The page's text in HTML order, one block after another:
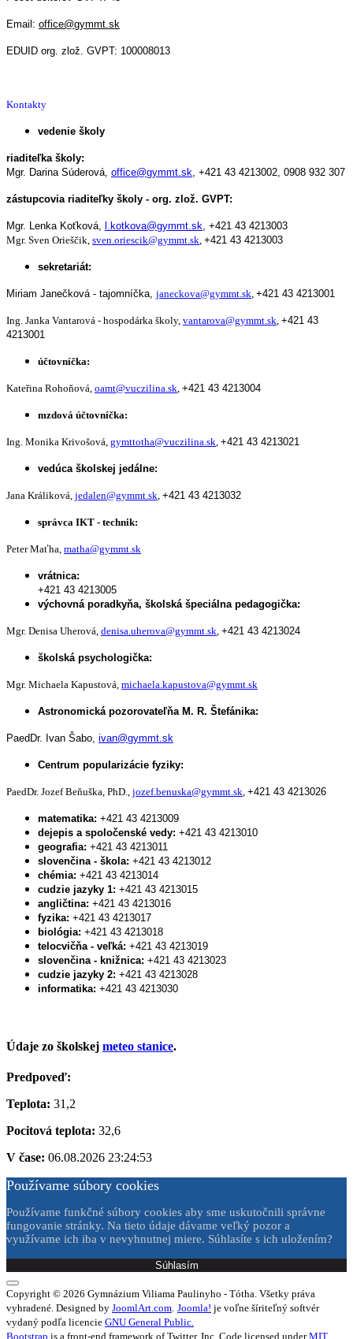
Email: office@gymmt.sk
EDUID org. zlož. GVPT: 100008013
Kontakty
vedenie školy
riaditeľka školy:
Mgr. Darina Súderová, office@gymmt.sk, +421 43 4213002, 0908 932 307
zástupcovia riaditeľky školy - org. zlož. GVPT:
Mgr. Lenka Koťková, l.kotkova@gymmt.sk, +421 43 4213003
Mgr. Sven Orieščik, sven.oriescik@gymmt.sk, +421 43 4213003
sekretariát:
Miriam Janečková - tajomníčka, janeckova@gymmt.sk, +421 43 4213001
Ing. Janka Vantarová - hospodárka školy, vantarova@gymmt.sk, +421 43
4213001
účtovníčka:
Kateřina Rohoňová, oamt@vuczilina.sk, +421 43 4213004
mzdová účtovníčka:
Ing. Monika Krivošová, gymttotha@vuczilina.sk, +421 43 4213021
vedúca školskej jedálne:
Jana Králiková, jedalen@gymmt.sk, +421 43 4213032
správca IKT - technik:
Peter Maťha, matha@gymmt.sk
vrátnica:
+421 43 4213005
výchovná poradkyňa, školská špeciálna pedagogička:
Mgr. Denisa Uherová, denisa.uherova@gymmt.sk, +421 43 4213024
školská psychologička:
Mgr. Michaela Kapustová, michaela.kapustova@gymmt.sk
Astronomická pozorovateľňa M. R. Štefánika:
PaedDr. Ivan Šabo, ivan@gymmt.sk
Centrum popularizácie fyziky:
PaedDr. Jozef Beňuška, PhD., jozef.benuska@gymmt.sk, +421 43 4213026
matematika: +421 43 4213009
dejepis a spoločenské vedy: +421 43 4213010
geografia: +421 43 4213011
slovenčina - škola: +421 43 4213012
chémia: +421 43 4213014
cudzie jazyky 1: +421 43 4213015
angličtina: +421 43 4213016
fyzika: +421 43 4213017
biológia: +421 43 4213018
telocvičňa - veľká: +421 43 4213019
slovenčina - knižnica: +421 43 4213023
cudzie jazyky 2: +421 43 4213028
informatika: +421 43 4213030
Údaje zo školskej meteo stanice.
Predpoveď:
Teplota: 31,2
Pocitová teplota: 32,6
V čase: 06.08.2026 23:24:53
Používame súbory cookies
Používame funkčné súbory cookies aby sme uskutočnili správne
fungovanie stránky. Na tieto údaje dávame veľký pozor a
využívame ich iba v nevyhnutnej miere. Súhlasíte s ich uložením?
Súhlasím
Copyright © 2026 Gymnázium Viliama Paulinyho - Tótha. Všetky práva
vyhradené. Designed by JoomlArt.com Joomla! je voľne šíriteľný softvér
vydaný podľa licencie GNU General Public.
Bootstrap is a front-end framework of Twitter, Inc. Code licensed underMIT